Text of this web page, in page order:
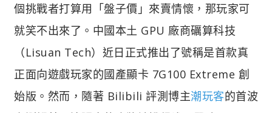
個挑戰者打算用「盤子價」來賣情懷，那玩家可
就笑不出來了。中國本土 GPU 廠商礪算科技
（Lisuan Tech）近日正式推出了號稱是首款真
正面向遊戲玩家的國產顯卡 7G100 Extreme 創
始版。然而，隨著 Bilibili 評測博主潮玩客的首波